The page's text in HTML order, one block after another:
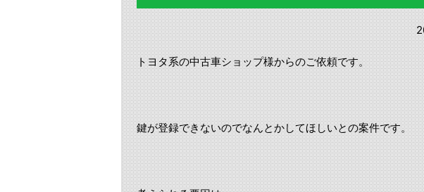
トヨタ系の中古車ショップ様からのご依頼です。
鍵が登録できないのでなんとかしてほしいとの案件です。